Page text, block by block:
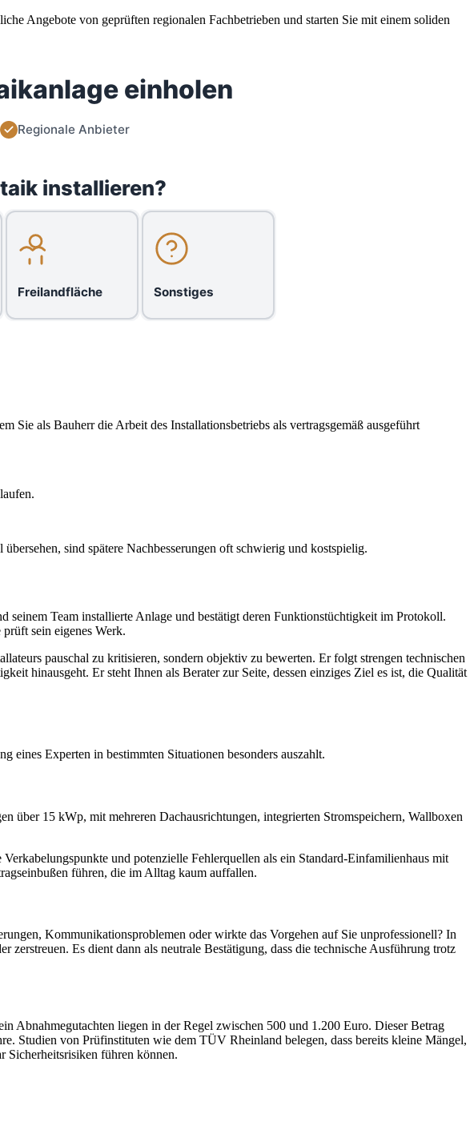
Angebote von geprüften regionalen Fachbetrieben und starten Sie mit einem soliden
einholen
Regionale Anbieter
installieren?
Freilandfläche Sonstiges
Sie als Bauherr die Arbeit des Installationsbetriebs als vertragsgemäß ausgeführt
sind spätere Nachbesserungen oft schwierig und kostspielig.
Team installierte Anlage und bestätigt deren Funktionstüchtigkeit im Protokoll.
sein eigenes Werk.
pauschal zu kritisieren, sondern objektiv zu bewerten. Er folgt strengen technischen
hinausgeht. Er steht Ihnen als Berater zur Seite, dessen einziges Ziel es ist, die Qualität
eines Experten in bestimmten Situationen besonders auszahlt.
über 15 kWp, mit mehreren Dachausrichtungen, integrierten Stromspeichern, Wallboxen
und potenzielle Fehlerquellen als ein Standard-Einfamilienhaus mit
führen, die im Alltag kaum auffallen.
Kommunikationsproblemen oder wirkte das Vorgehen auf Sie unprofessionell? In
Es dient dann als neutrale Bestätigung, dass die technische Ausführung trotz
Abnahmegutachten liegen in der Regel zwischen 500 und 1.200 Euro. Dieser Betrag
Studien von Prüfinstituten wie dem TÜV Rheinland belegen, dass bereits kleine Mängel,
Sicherheitsrisiken führen können.